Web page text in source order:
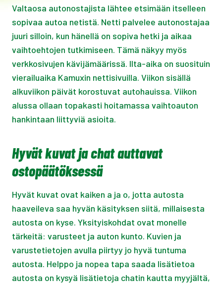
Valtaosa autonostajista lähtee etsimään itselleen
sopivaa autoa netistä. Netti palvelee autonostajaa
juuri silloin, kun hänellä on sopiva hetki ja aikaa
vaihtoehtojen tutkimiseen. Tämä näkyy myös
verkkosivujen kävijämäärissä. Ilta-aika on suosituin
vierailuaika Kamuxin nettisivuilla. Viikon sisällä
alkuviikon päivät korostuvat autohauissa. Viikon
alussa ollaan topakasti hoitamassa vaihtoauton
hankintaan liittyviä asioita.
Hyvät kuvat ja chat auttavat
ostopäätöksessä
Hyvät kuvat ovat kaiken a ja o, jotta autosta
haaveileva saa hyvän käsityksen siitä, millaisesta
autosta on kyse. Yksityiskohdat ovat monelle
tärkeitä: varusteet ja auton kunto. Kuvien ja
varustetietojen avulla piirtyy jo hyvä tuntuma
autosta. Helppo ja nopea tapa saada lisätietoa
autosta on kysyä lisätietoja chatin kautta myyjältä,